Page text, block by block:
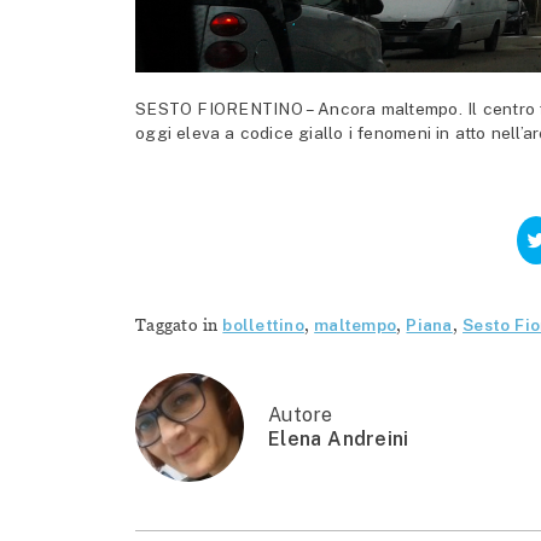
SESTO FIORENTINO – Ancora maltempo. Il
oggi eleva a codice giallo i fenomeni in atto
Taggato in bollettino, maltempo, Piana,Sesto
Autore
Elena Andreini